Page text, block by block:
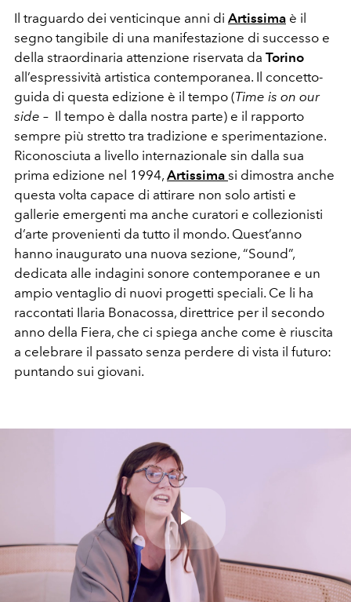
Il traguardo dei venticinque anni di Artissima è il
segno tangibile di una manifestazione di successo e
della straordinaria attenzione riservata da Torino
all’espressività artistica contemporanea. Il concetto-
guida di questa edizione è il tempo (Time is on our
side – Il tempo è dalla nostra parte) e il rapporto
sempre più stretto tra tradizione e sperimentazione.
Riconosciuta a livello internazionale sin dalla sua
prima edizione nel 1994, Artissima si dimostra anche
questa volta capace di attirare non solo artisti e
gallerie emergenti ma anche curatori e collezionisti
d’arte provenienti da tutto il mondo. Quest’anno
hanno inaugurato una nuova sezione, “Sound”,
dedicata alle indagini sonore contemporanee e un
ampio ventaglio di nuovi progetti speciali. Ce li ha
raccontati Ilaria Bonacossa, direttrice per il secondo
anno della Fiera, che ci spiega anche come è riuscita
a celebrare il passato senza perdere di vista il futuro:
puntando sui giovani.
Play